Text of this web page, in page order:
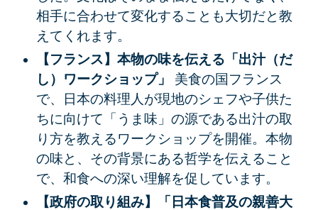
相手に合わせて変化することも大切だと教
えてくれます。
【フランス】本物の味を伝える「出汁（だ
し）ワークショップ」
美食の国フランス
で、日本の料理人が現地のシェフや子供た
ちに向けて「うま味」の源である出汁の取
り方を教えるワークショップを開催。本物
の味と、その背景にある哲学を伝えること
で、和食への深い理解を促しています。
【政府の取り組み】「日本食普及の親善大